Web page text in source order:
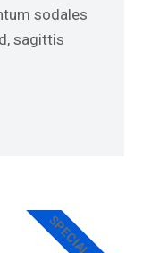
sodales
sagittis